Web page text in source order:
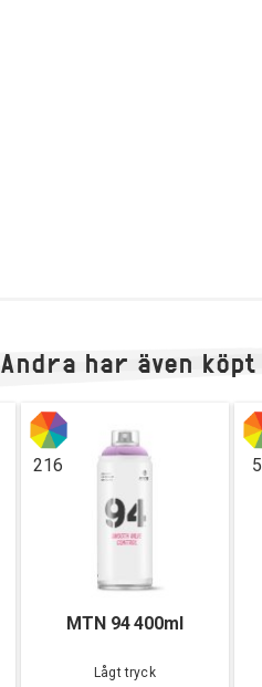
Andra har även köpt
216
MTN 94 400ml
Lågt tryck